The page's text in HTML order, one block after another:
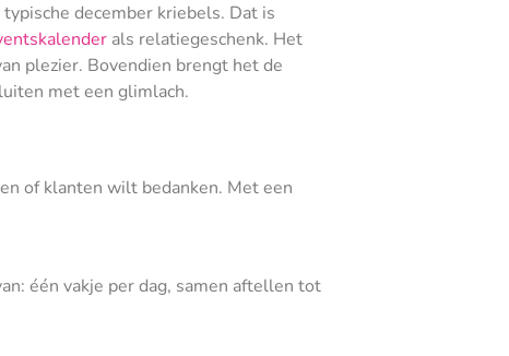
december kriebels. Dat is
als relatiegeschenk. Het
plezier. Bovendien brengt het de
met een glimlach.
of klanten wilt bedanken. Met een
één vakje per dag, samen aftellen tot